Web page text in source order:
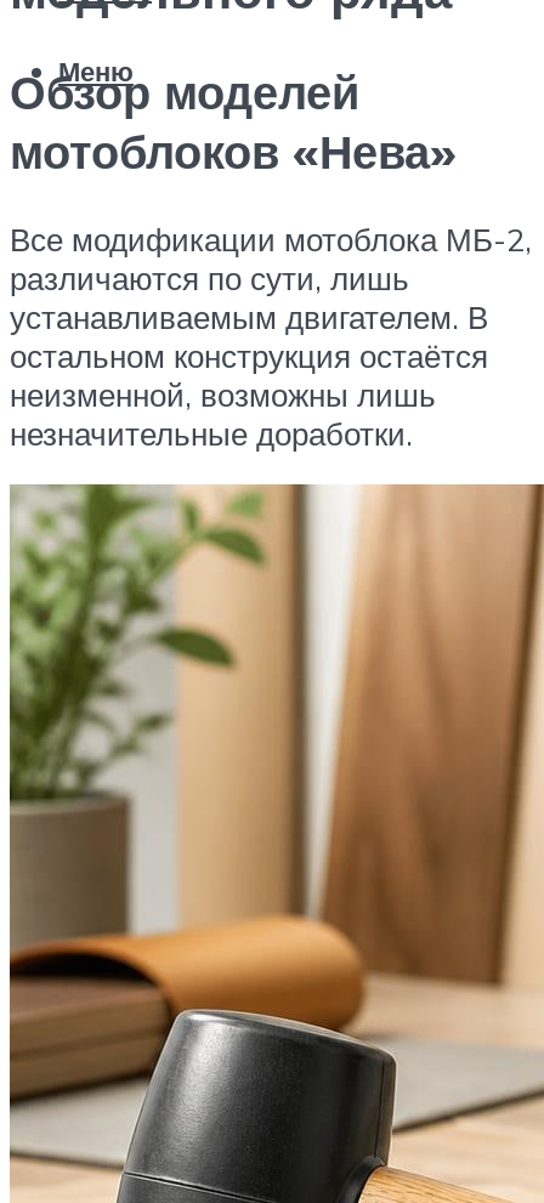
Меню
Обзор моделей
мотоблоков «Нева»
Все модификации мотоблока МБ-2,
различаются по сути, лишь
устанавливаемым двигателем. В
остальном конструкция остаётся
неизменной, возможны лишь
незначительные доработки.